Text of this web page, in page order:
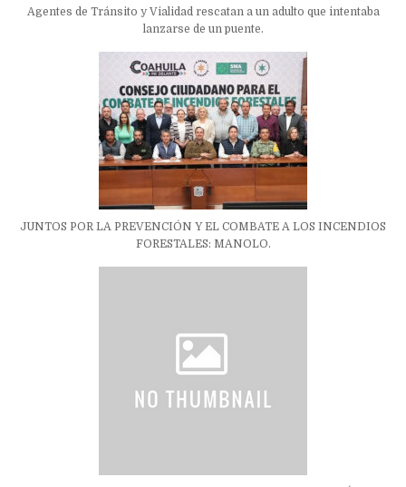
Agentes de Tránsito y Vialidad rescatan a un adulto que intentaba
lanzarse de un puente.
JUNTOS POR LA PREVENCIÓN Y EL COMBATE A LOS INCENDIOS
FORESTALES: MANOLO.